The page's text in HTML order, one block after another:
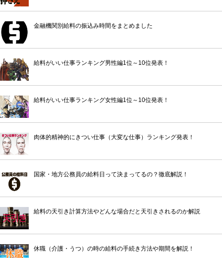
金融機関別給料の振込み時間をまとめました
給料がいい仕事ランキング男性編1位～10位発表！
給料がいい仕事ランキング女性編1位～10位発表！
肉体的精神的にきつい仕事（大変な仕事）ランキング発表！
国家・地方公務員の給料日って決まってるの？徹底解説！
給料の天引き計算方法やどんな場合だと天引きされるのか解説
休職（介護・うつ）の時の給料の手続き方法や期間を解説！